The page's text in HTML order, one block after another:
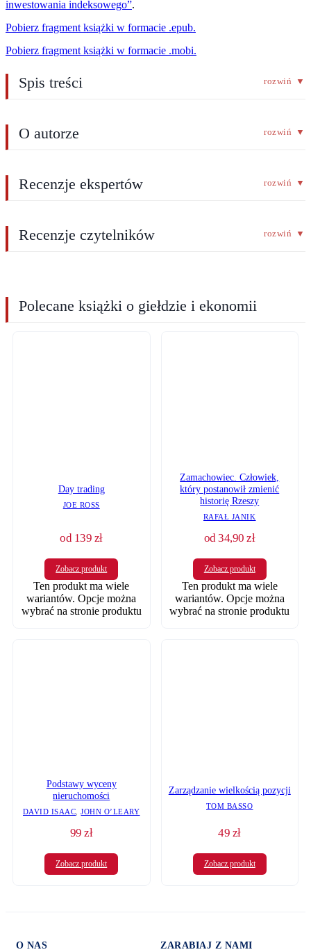
inwestowania indeksowego”.
Pobierz fragment książki w formacie .epub.
Pobierz fragment książki w formacie .mobi.
Spis treści rozwiń ▼
O autorze rozwiń ▼
Recenzje ekspertów rozwiń ▼
Recenzje czytelników rozwiń ▼
Polecane książki o giełdzie i ekonomii
Day trading
JOE ROSS
od 139 zł
Zobacz produkt
Ten produkt ma wiele
wariantów. Opcje można
wybrać na stronie produktu
Zamachowiec. Człowiek,
który postanowił zmienić
historię Rzeszy
RAFAŁ JANIK
od34,90zł
Zobacz produkt
Ten produkt ma wiele
wariantów. Opcje można
wybrać na stronie produktu
Podstawy wyceny
nieruchomości
DAVID ISAAC ,JOHN O’LEARY
99zł
Zobacz produkt
Zarządzanie wielkością pozycji
TOM BASSO
49 zł
Zobacz produkt
O NAS
ZARABIAJ Z NAMI